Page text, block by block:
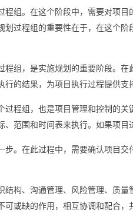
组。在这个阶段中，需要对项
过程组的重要性在于，在这个阶
组，是实施规划的重要阶段。
的结果，为项目执行过程提供支
过程组，也是项目管理和控制的
范围和时间表来执行。如果项目
步。在此过程中，需要确认项目
构、沟通管理、风险管理、质量
或缺的作用，相互协调和配合，